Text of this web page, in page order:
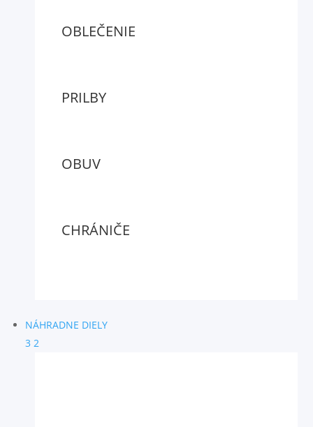
OBLEČENIE
PRILBY
OBUV
CHRÁNIČE
NÁHRADNE DIELY
3 2